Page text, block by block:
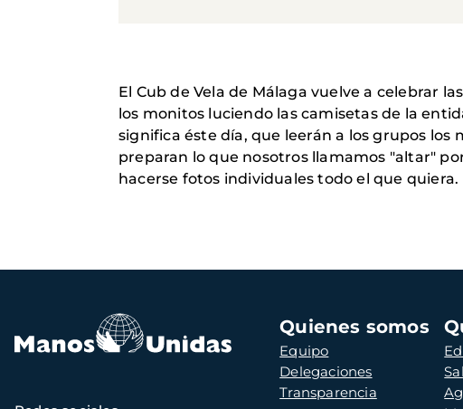
El Cub de Vela de Málaga vuelve a celebrar
los monitos luciendo las camisetas de la
significa éste día, que leerán a los grupos
preparan lo que nosotros llamamos "altar"
hacerse fotos individuales todo el que quiera.
Navegación
principal
Quienes somos
Equipo
Delegaciones
Transparencia